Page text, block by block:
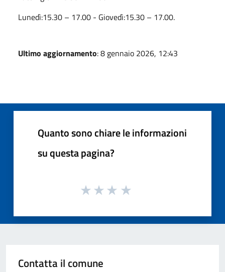
Lunedì:15.30 – 17.00 - Giovedì:15.30 – 17.00.
Ultimo aggiornamento: 8 gennaio 2026, 12:43
Quanto sono chiare le informazioni
su questa pagina?
Contatta il comune